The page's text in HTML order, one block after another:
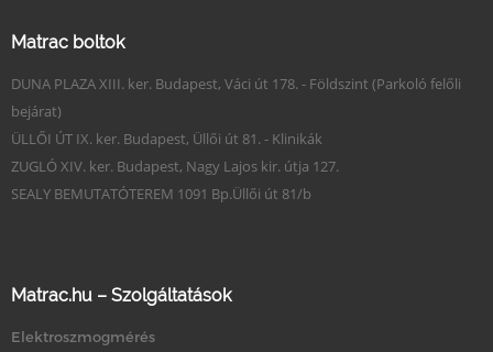
Matrac boltok
DUNA PLAZA XIII. ker. Budapest, Váci út 178. - Földszint (Parkoló felőli
bejárat)
ÜLLŐI ÚT IX. ker. Budapest, Üllői út 81. - Klinikák
ZUGLÓ XIV. ker. Budapest, Nagy Lajos kir. útja 127.
SEALY BEMUTATÓTEREM 1091 Bp.Üllői út 81/b
Matrac.hu – Szolgáltatások
Elektroszmogmérés